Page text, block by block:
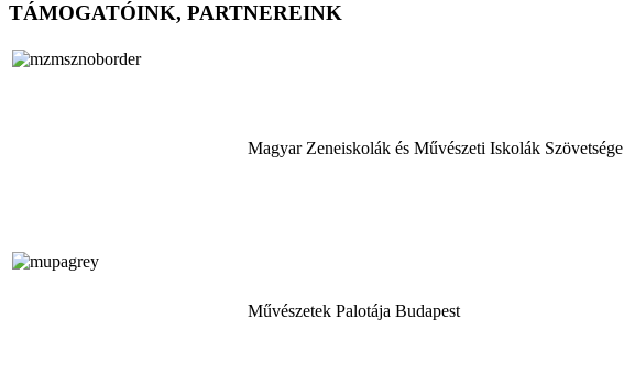
TÁMOGATÓINK, PARTNEREINK
Magyar Zeneiskolák és Művészeti Iskolák Szövetsége
Művészetek Palotája Budapest